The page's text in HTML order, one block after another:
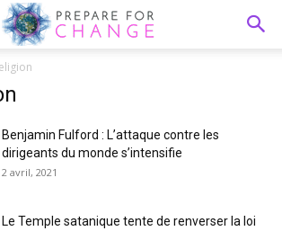
Benjamin Fulford : L’attaque contre les
dirigeants du monde s’intensifie
2 avril, 2021
Le Temple satanique tente de renverser la loi